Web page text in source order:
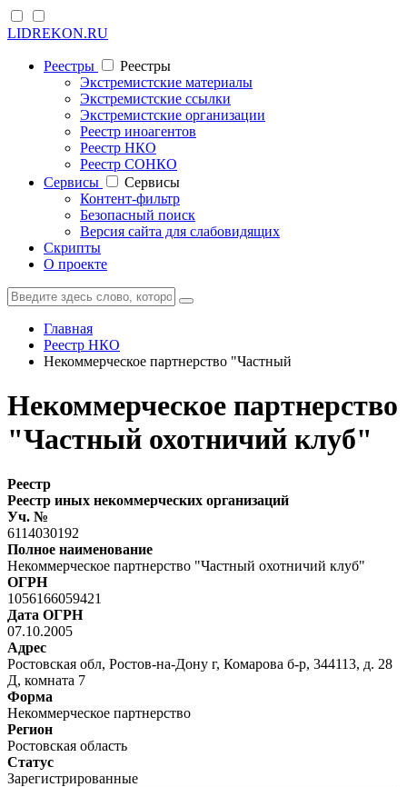
LIDREKON.RU
Реестры
Реестры
Экстремистские материалы
Экстремистские ссылки
Экстремистские организации
Реестр иноагентов
Реестр НКО
Реестр СОНКО
Cервисы
Cервисы
Контент-фильтр
Безопасный поиск
Версия сайта для слабовидящих
Скрипты
О проекте
Главная
Реестр НКО
Некоммерческое партнерство "Частный
Некоммерческое партнерство
"Частный охотничий клуб"
Реестр
Реестр иных некоммерческих организаций
Уч. №
6114030192
Полное наименование
Некоммерческое партнерство "Частный охотничий клуб"
ОГРН
1056166059421
Дата ОГРН
07.10.2005
Адрес
Ростовская обл, Ростов-на-Дону г, Комарова б-р, 344113, д. 28
Д, комната 7
Форма
Некоммерческое партнерство
Регион
Ростовская область
Статус
Зарегистрированные